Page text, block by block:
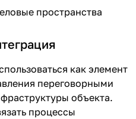
пространства
как элемент
переговорными
объекта.
процессы